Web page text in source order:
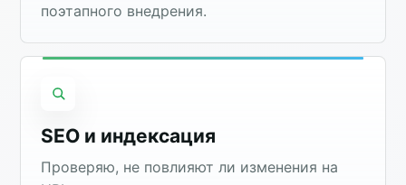
поэтапного внедрения.
SEO и индексация
Проверяю, не повлияют ли изменения на